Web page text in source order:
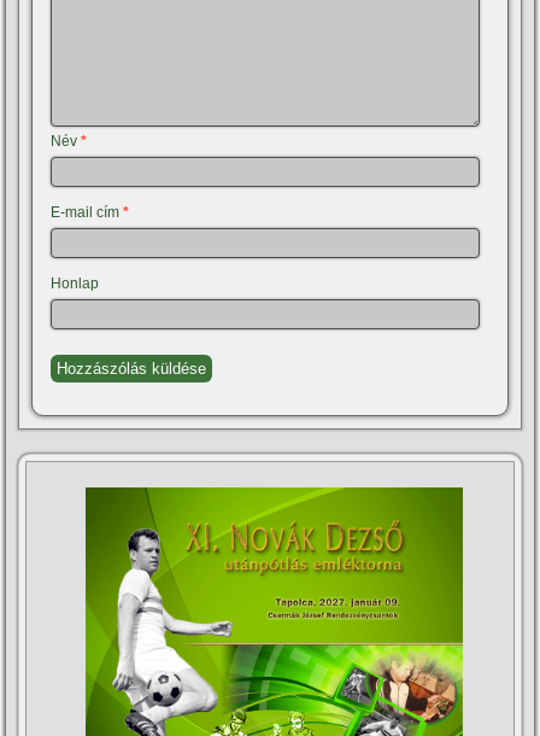
Név*
E-mail cím*
Honlap